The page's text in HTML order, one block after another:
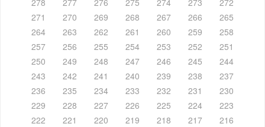
271
270 269 268 267 266
265
264
263 262 261 260 259
258
257
256 255 254 253 252
251
250
249 248 247 246 245
244
243
242 241 240 239 238
237
236
235 234 233 232 231
230
229
228 227 226 225 224
223
222
221 220 219 218 217
216